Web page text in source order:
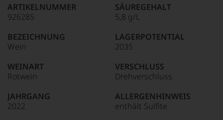
90–94 Punkte:
Unter 85 Punkte:
für
»Fine
für
die
edlen
Weine
der
Welt,
kaum
ein
ARTIKELNUMMER
926285
BEZEICHNUNG
Wein
WEINART
Rotwein
JAHRGANG
2022
SÄUREGEHALT
5,8 g/L
LAGERPOTENTIAL
2035
VERSCHLUSS
Drehverschluss
ALLERGENHINWEIS
enthält Sulfite